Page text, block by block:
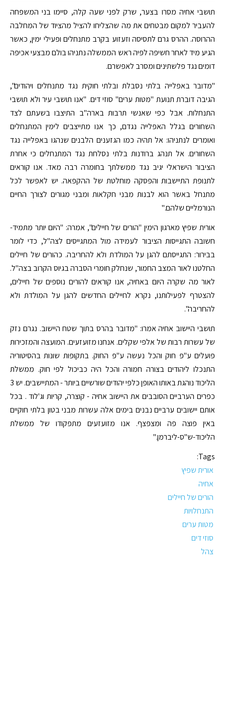
תושבי אחיה מסרו בצער, שרק לפני שעה קלה, סיימו בני המשפחה
להעביר למקום מבטחים את מה שהצליחו להציל מהציוד של המחלבה
ההרוסה. ההרס גרם לתסיסה וזעזוע בקרב מתנחלים ופעילי ימין, כאשר
הגיע מיד לאחר חשיפה לפיה ראש הממשלה נתניהו בולם מבצעי אכיפה
דומים נגד פלשתינים ומסרב לאפשרם.
"מדובר באפלייה בלתי נסבלת ובלתי חוקית נגד מתנחלים ויהודים",
הגיבה דוברת תנועת "מטות ערים" סוזי דים. "אנו תושבי עיר ולא תושבי
התנחלות. אבל כפי שאנשי תרבות בארה"ב התיצבו בשעתם לצד
השחורים בגלל האפלייה נגדם, כך אנו מתייצבים לימין המתנחלים
ואומרים לנתניהו: אל תהיה כמו הגזענים הלבנים שנהגו באפלייה נגד
השחורים. אל תנהג ברודנות בלתי נסלחת נגד המתנחלים כי אחרת
הציבור הישראלי יגיב נגד ממשלתך בחומרה רבה מאד. אנו קוראים
לתנופת התיישבות והפסקה מוחלטת של ההקפאה. יש לאפשר לכל
מתנחל באשר הוא לבנות מבני חקלאות ומבני מגורים לצורך החיים
הנורמליים שלהם."
אורית שפיץ מארגון הימין "הורים של חיילים", אמרה: "היום יותר מתמיד-
חשובה התגייסות הציבור לעמידה מול המתגייסים לצה"ל, כדי לומר
בבירור: התגייסתם להגן על המולדת ולא להחריבה. כהורים של חיילים
החלטנו לאור המצב החמור, שנחלק חומרי הסברה בגיוס הקרוב בצה"ל.
לאור מה שקרה היום באחיה, אנו קוראים להורים נוספים של חיילים,
להצטרף לפעילותנו, נקרא לחיילים החדשים להגן על המולדת ולא
להחריבה".
תושבי היישוב אחיה אמרו: "מדובר בהרס בתוך שטח היישוב. נגרם נזק
של עשרות רבות של אלפי שקלים. אנחנו מזועזעים. המועצה והמזכירות
פועלים ע"פ חוק והכל נעשה ע"פ החוק. בתקופות שונות בהסיטוריה
התנכלו ליהודים בצורה חמורה והכל היה כביכול לפי חוק. ממשלת
הליכוד נוהגת באותו האופן כלפי יהודים שורשיים ביותר - המתיישבים. יש 3
כפרים הערביים הסובבים את היישוב אחיה - קוצרה, קריות וג'לוד . בכל
אותם יישובים ערביים נבנים בימים אלה עשרות מבני בטון בלתי חוקיים
באין פוצה פה ומצפצף. אנו מזועזעים מתפקודו של ממשלת
הליכוד-ש"ס-ליברמן."
Tags:
אורית שפיץ
אחיה
הורים של חיילים
התנחלויות
מטות ערים
סוזי דים
צהל